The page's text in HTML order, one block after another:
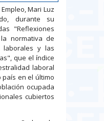
Mari Luz
durante su
"Reflexiones
normativa de
laborales y las
que el índice
laboral
país en el último
ocupada
cubiertos